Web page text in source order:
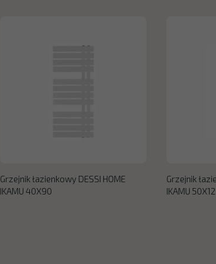
Grzejnik łazienkowy DESSI HOME
IKAMU 40X90
Grzejnik
IKAMU